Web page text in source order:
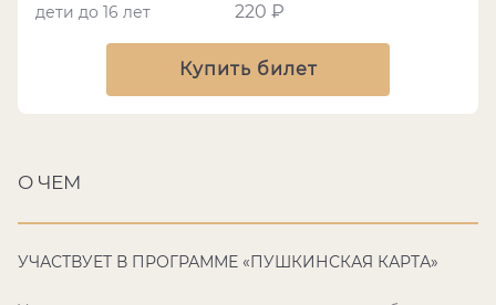
дети до 16 лет 220 ₽
Купить билет
О ЧЕМ
УЧАСТВУЕТ В ПРОГРАММЕ «ПУШКИНСКАЯ КАРТА»